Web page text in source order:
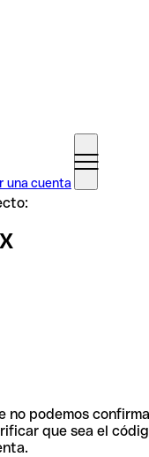
una cuenta
no podemos
que sea el